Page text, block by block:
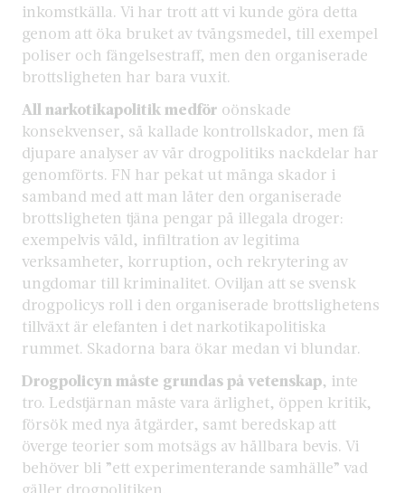
inkomstkälla. Vi har trott att vi kunde göra detta
genom att öka bruket av tvångsmedel, till exempel
poliser och fängelsestraff, men den organiserade
brottsligheten har bara vuxit.
All narkotikapolitik medför oönskade
konsekvenser, så kallade kontrollskador, men få
djupare analyser av vår drogpolitiks nackdelar har
genomförts. FN har pekat ut många skador i
samband med att man låter den organiserade
brottsligheten tjäna pengar på illegala droger:
exempelvis våld, infiltration av legitima
verksamheter, korruption, och rekrytering av
ungdomar till kriminalitet. Oviljan att se svensk
drogpolicys roll i den organiserade brottslighetens
tillväxt är elefanten i det narkotikapolitiska
rummet. Skadorna bara ökar medan vi blundar.
Drogpolicyn måste grundas på vetenskap, inte
tro. Ledstjärnan måste vara ärlighet, öppen kritik,
försök med nya åtgärder, samt beredskap att
överge teorier som motsägs av hållbara bevis. Vi
behöver bli ”ett experimenterande samhälle” vad
gäller drogpolitiken.